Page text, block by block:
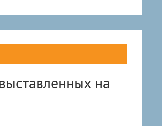
на